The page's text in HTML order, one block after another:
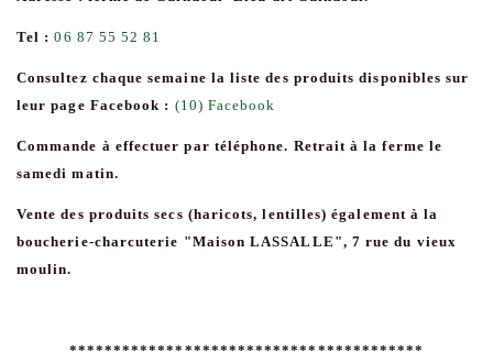
Tel :06 87 55 52 81
Consultez chaque semaine la liste des produits disponibles sur
leur page Facebook : (10) Facebook
Commande à effectuer par téléphone. Retrait à la ferme le
samedi matin.
Vente des produits secs (haricots, lentilles) également à la
boucherie-charcuterie "Maison LASSALLE", 7 rue du vieux
moulin.
****************************************